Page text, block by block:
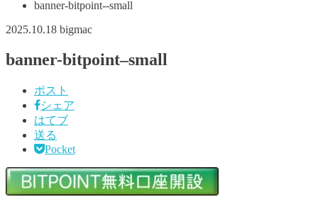
banner-bitpoint--small
2025.10.18 bigmac
banner-bitpoint–small
ポスト
シェア
はてブ
送る
Pocket